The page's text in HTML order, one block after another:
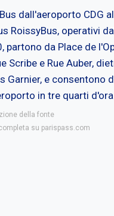
dall'aeroporto CDG
RoissyBus, operativi
partono da Place de
Scribe e Rue Auber,
Garnier, e consentono
in tre quarti
della fonte
su parispass.com